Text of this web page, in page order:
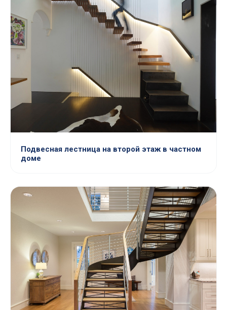
Подвесная лестница на второй этаж в частном
доме